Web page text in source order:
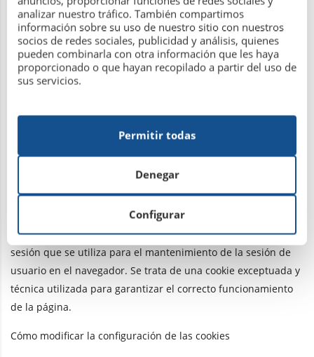
Según la tipología anterior se trata de cookies propias, de
sesión y de análisis. Puede encontrar más información al
respecto e inhabilitar el uso de estas cookies
www.google.es/intl/es/analytics/privacyoverview.html .
número de usuarios que acceden a la web, el número de
páginas vistas, la frecuencia y repetición de las visitas, su
duración, el navegador utilizado, el operador que presta el
servicio, el idioma, el terminal que utiliza, o la ciudad a la que
La web de usa además una cookie propia de identificación de
sesión que se utiliza para el mantenimiento de la sesión de
usuario en el navegador. Se trata de una cookie exceptuada y
técnica utilizada para garantizar el correcto funcionamiento
de la página.
Cómo modificar la configuración de las cookies
analizar nuestro tráfico. También compartimos
información sobre su uso de nuestro sitio con nuestros
socios de redes sociales, publicidad y análisis, quienes
pueden combinarla con otra información que les haya
proporcionado o que hayan recopilado a partir del uso de
sus servicios.
Configurar
Denegar
Permitir todas